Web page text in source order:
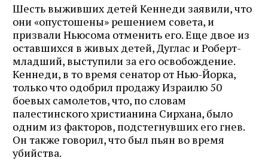
Шесть выживших детей Кеннеди заявили, что
они «опустошены» решением совета, и
призвали Ньюсома отменить его. Еще двое из
оставшихся в живых детей, Дуглас и Роберт-
младший, выступили за его освобождение.
Кеннеди, в то время сенатор от Нью-Йорка,
только что одобрил продажу Израилю 50
боевых самолетов, что, по словам
палестинского христианина Сирхана, было
одним из факторов, подстегнувших его гнев.
Он также говорил, что был пьян во время
убийства.